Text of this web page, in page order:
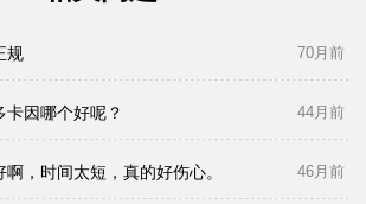
规 70月前
卡因哪个好呢？ 44月前
，时间太短，真的好伤心。 46月前